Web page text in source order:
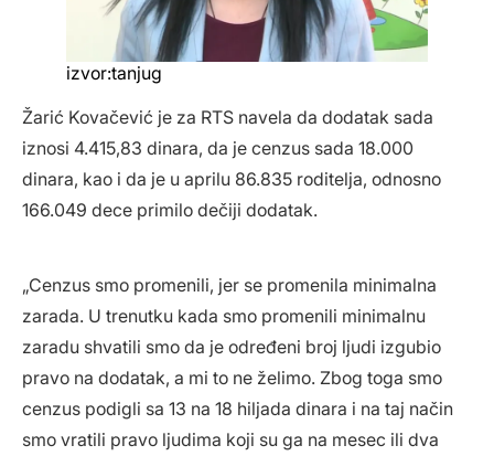
izvor:tanjug
Žarić Kovačević je za RTS navela da dodatak sada
iznosi 4.415,83 dinara, da je cenzus sada 18.000
dinara, kao i da je u aprilu 86.835 roditelja, odnosno
166.049 dece primilo dečiji dodatak.
„Cenzus smo promenili, jer se promenila minimalna
zarada. U trenutku kada smo promenili minimalnu
zaradu shvatili smo da je određeni broj ljudi izgubio
pravo na dodatak, a mi to ne želimo. Zbog toga smo
cenzus podigli sa 13 na 18 hiljada dinara i na taj način
smo vratili pravo ljudima koji su ga na mesec ili dva